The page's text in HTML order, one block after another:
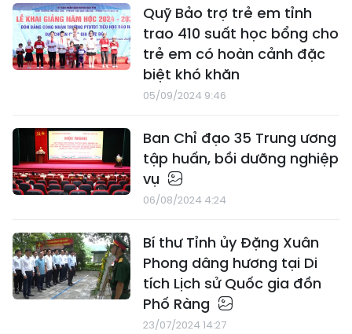
Quỹ Bảo trợ trẻ em tỉnh
trao 410 suất học bổng cho
trẻ em có hoàn cảnh đặc
biệt khó khăn
05/09/2024 9:46
Ban Chỉ đạo 35 Trung ương
tập huấn, bồi dưỡng nghiệp
vụ
06/08/2024 4:24
Bí thư Tỉnh ủy Đặng Xuân
Phong dâng hương tại Di
tích Lịch sử Quốc gia đồn
Phố Ràng
23/07/2024 14:27